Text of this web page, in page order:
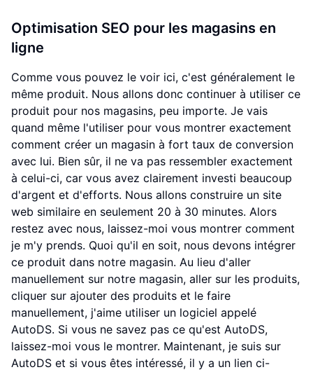
Optimisation SEO pour les magasins en
ligne
Comme vous pouvez le voir ici, c'est généralement le
même produit. Nous allons donc continuer à utiliser ce
produit pour nos magasins, peu importe. Je vais
quand même l'utiliser pour vous montrer exactement
comment créer un magasin à fort taux de conversion
avec lui. Bien sûr, il ne va pas ressembler exactement
à celui-ci, car vous avez clairement investi beaucoup
d'argent et d'efforts. Nous allons construire un site
web similaire en seulement 20 à 30 minutes. Alors
restez avec nous, laissez-moi vous montrer comment
je m'y prends. Quoi qu'il en soit, nous devons intégrer
ce produit dans notre magasin. Au lieu d'aller
manuellement sur notre magasin, aller sur les produits,
cliquer sur ajouter des produits et le faire
manuellement, j'aime utiliser un logiciel appelé
AutoDS. Si vous ne savez pas ce qu'est AutoDS,
laissez-moi vous le montrer. Maintenant, je suis sur
AutoDS et si vous êtes intéressé, il y a un lien ci-